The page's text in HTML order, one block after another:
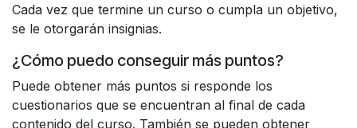
Cada vez que termine un curso o cumpla un objetivo,
se le otorgarán insignias.
¿Cómo puedo conseguir más puntos?
Puede obtener más puntos si responde los
cuestionarios que se encuentran al final de cada
contenido del curso. También se pueden obtener